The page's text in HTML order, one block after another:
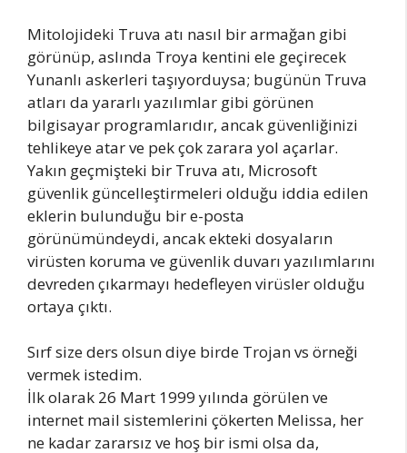
Mitolojideki Truva atı nasıl bir armağan gibi
görünüp, aslında Troya kentini ele geçirecek
Yunanlı askerleri taşıyorduysa; bugünün Truva
atları da yararlı yazılımlar gibi görünen
bilgisayar programlarıdır, ancak güvenliğinizi
tehlikeye atar ve pek çok zarara yol açarlar.
Yakın geçmişteki bir Truva atı, Microsoft
güvenlik güncelleştirmeleri olduğu iddia edilen
eklerin bulunduğu bir e-posta
görünümündeydi, ancak ekteki dosyaların
virüsten koruma ve güvenlik duvarı yazılımlarını
devreden çıkarmayı hedefleyen virüsler olduğu
ortaya çıktı.
Sırf size ders olsun diye birde Trojan vs örneği
vermek istedim.
İlk olarak 26 Mart 1999 yılında görülen ve
internet mail sistemlerini çökerten Melissa, her
ne kadar zararsız ve hoş bir ismi olsa da,